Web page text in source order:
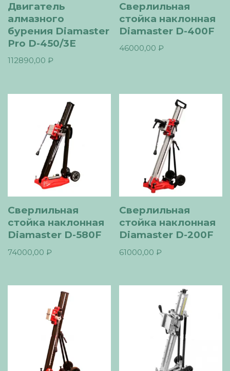
Двигатель
алмазного
бурения Diamaster
Pro D-450/3E
112890,00 ₽
Сверлильная
стойка наклонная
Diamaster D-400F
46000,00₽
Сверлильная
стойка наклонная
Diamaster D-580F
74000,00 ₽
Сверлильная
стойка наклонная
Diamaster D-200F
61000,00₽